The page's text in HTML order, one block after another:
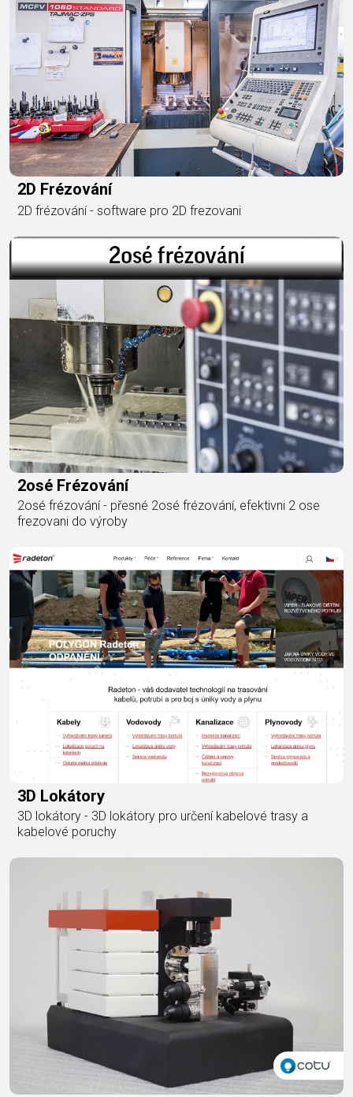
2D Frézování
2D frézování - software pro 2D frezovani
2osé Frézování
2osé frézování - přesné 2osé frézování, efektivni 2 ose
frezovani do výroby
3D Lokátory
3D lokátory - 3D lokátory pro určení kabelové trasy a
kabelové poruchy